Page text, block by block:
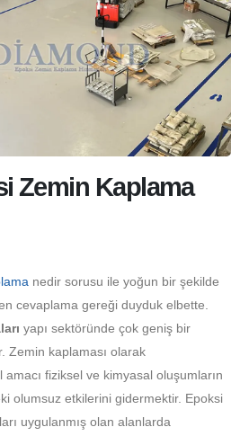
Zemin Kaplama
nedir sorusu ile yoğun bir şekilde
cevaplama gereği duyduk elbette.
yapı sektöründe çok geniş bir
Zemin kaplaması olarak
amacı fiziksel ve kimyasal oluşumların
olumsuz etkilerini gidermektir. Epoksi
uygulanmış olan alanlarda